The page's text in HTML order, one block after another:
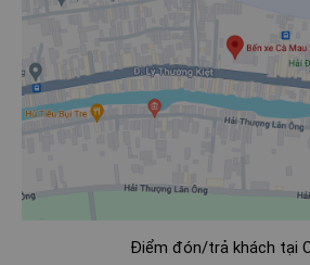
Điểm đón/trả khách tại